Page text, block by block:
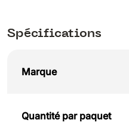
Spécifications
Marque
Quantité par paquet